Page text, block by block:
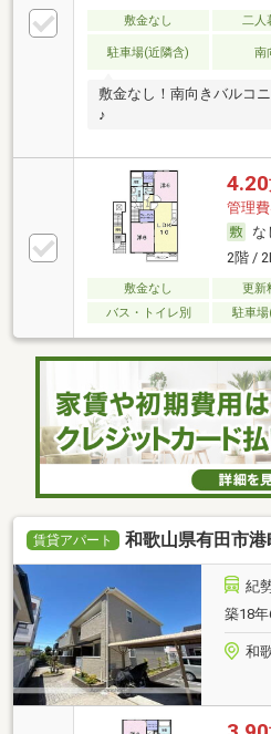
敷金なし 二人
駐車場(近隣含) 南
敷金なし！南向きバルコ
♪
4.20
管理
な
2階 /
敷金なし 更新
バス・トイレ別
駐車
賃貸アパート 和歌山県有田市
紀
築18
和